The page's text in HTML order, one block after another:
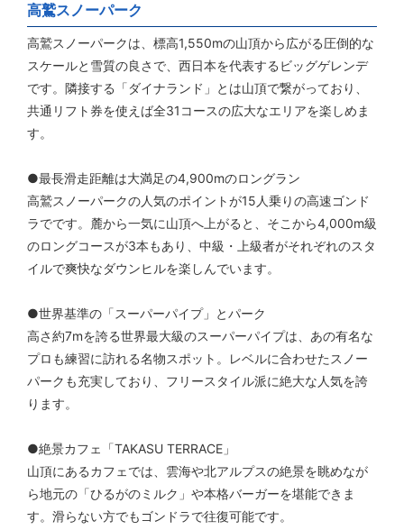
高鷲スノーパーク
高鷲スノーパークは、標高1,550mの山頂から広がる圧倒的な
スケールと雪質の良さで、西日本を代表するビッグゲレンデ
です。隣接する「ダイナランド」とは山頂で繋がっており、
共通リフト券を使えば全31コースの広大なエリアを楽しめま
す。
●最長滑走距離は大満足の4,900mのロングラン
高鷲スノーパークの人気のポイントが15人乗りの高速ゴンド
ラでです。麓から一気に山頂へ上がると、そこから4,000m級
のロングコースが3本もあり、中級・上級者がそれぞれのスタ
イルで爽快なダウンヒルを楽しんでいます。
●世界基準の「スーパーパイプ」とパーク
高さ約7mを誇る世界最大級のスーパーパイプは、あの有名な
プロも練習に訪れる名物スポット。レベルに合わせたスノー
パークも充実しており、フリースタイル派に絶大な人気を誇
ります。
●絶景カフェ「TAKASU TERRACE」
山頂にあるカフェでは、雲海や北アルプスの絶景を眺めなが
ら地元の「ひるがのミルク」や本格バーガーを堪能できま
す。滑らない方でもゴンドラで往復可能です。